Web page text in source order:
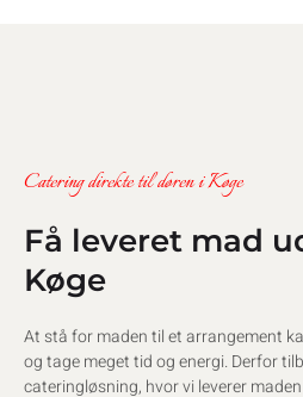
Catering direkte til døren i Køge
Få leveret mad
Køge
At stå for maden til et arrangement
og tage meget tid og energi. Derfor
cateringløsning, hvor vi leverer